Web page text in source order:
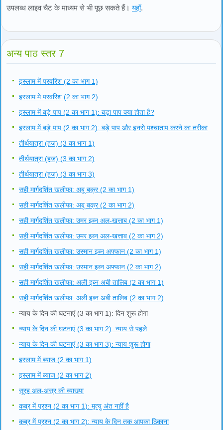
उपलब्ध लाइव चैट के माध्यम से भी पूछ सकते हैं।यहाँ.
अन्य पाठ स्तर 7
इस्लाम में परवरिश (2 का भाग 1)
इस्लाम मे परवरिश (2 का भाग 2)
इस्लाम में बड़े पाप (2 का भाग 1): बड़ा पाप क्या होता है?
इस्लाम में बड़े पाप (2 का भाग 2): बड़े पाप और इनसे पश्चाताप करने का तरीका
तीर्थयात्रा (हज) (3 का भाग 1)
तीर्थयात्रा (हज) (3 का भाग 2)
तीर्थयात्रा (हज) (3 का भाग 3)
सही मार्गदर्शित खलीफा: अबू बक्र (2 का भाग 1)
सही मार्गदर्शित खलीफा: अबू बक्र (2 का भाग 2)
सही मार्गदर्शित खलीफा: उमर इब्न अल-खत्ताब (2 का भाग 1)
सही मार्गदर्शित खलीफा: उमर इब्न अल-खत्ताब (2 का भाग 2)
सही मार्गदर्शित खलीफा: उस्मान इब्न अफ्फान (2 का भाग 1)
सही मार्गदर्शित खलीफा: उस्मान इब्न अफ्फान (2 का भाग 2)
सही मार्गदर्शित खलीफा: अली इब्न अबी तालिब (2 का भाग 1)
सही मार्गदर्शित खलीफा: अली इब्न अबी तालिब (2 का भाग 2)
न्याय के दिन की घटनाएं (3 का भाग 1): दिन शुरू होगा
न्याय के दिन की घटनाएं (3 का भाग 2): न्याय से पहले
न्याय के दिन की घटनाएं (3 का भाग 3): न्याय शुरू होगा
इस्लाम में ब्याज (2 का भाग 1)
इस्लाम में ब्याज (2 का भाग 2)
सूरह अल-अस्र की व्याख्या
कब्र में प्रश्न (2 का भाग 1): मृत्यु अंत नहीं है
कब्र में प्रश्न (2 का भाग 2): न्याय के दिन तक आपका ठिकाना